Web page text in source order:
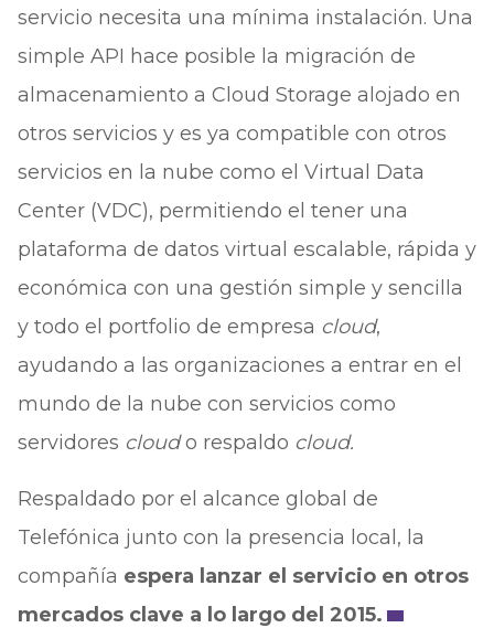
servicio necesita una mínima instalación. Una
simple API hace posible la migración de
almacenamiento a Cloud Storage alojado en
otros servicios y es ya compatible con otros
servicios en la nube como el Virtual Data
Center (VDC), permitiendo el tener una
plataforma de datos virtual escalable, rápida y
económica con una gestión simple y sencilla
y todo el portfolio de empresa cloud,
ayudando a las organizaciones a entrar en el
mundo de la nube con servicios como
servidores cloudo respaldo cloud.
Respaldado por el alcance global de
Telefónica junto con la presencia local, la
compañía espera lanzar el servicio en otros
mercados clave a lo largo del 2015.